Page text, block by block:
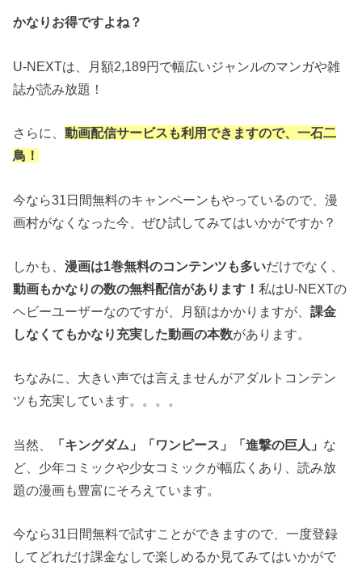
かなりお得ですよね？
U-NEXTは、月額2,189円で幅広いジャンルのマンガや雑
誌が読み放題！
さらに、動画配信サービスも利用できますので、一石二
鳥！
今なら31日間無料のキャンペーンもやっているので、漫
画村がなくなった今、ぜひ試してみてはいかがですか？
しかも、漫画は1巻無料のコンテンツも多いだけでなく、
動画もかなりの数の無料配信があります！私はU-NEXTの
ヘビーユーザーなのですが、月額はかかりますが、課金
しなくてもかなり充実した動画の本数があります。
ちなみに、大きい声では言えませんがアダルトコンテン
ツも充実しています。。。。
当然、 「キングダム」「ワンピース」「進撃の巨人」 な
ど、少年コミックや少女コミックが幅広くあり、読み放
題の漫画も豊富にそろえています。
今なら31日間無料で試すことができますので、一度登録
してどれだけ課金なしで楽しめるか見てみてはいかがで